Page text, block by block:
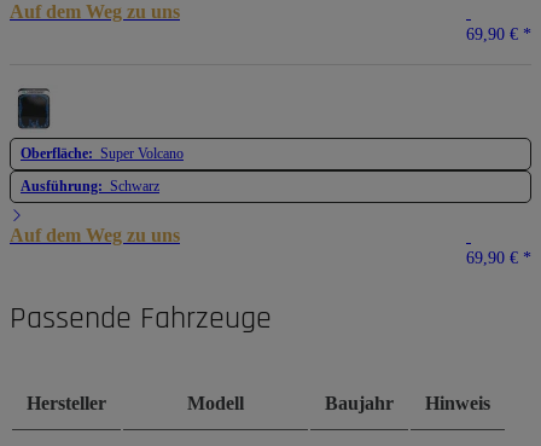
Auf dem Weg zu uns
69,90 € *
Oberfläche: Super Volcano
Ausführung: Schwarz
Auf dem Weg zu uns
69,90 € *
Passende Fahrzeuge
Hersteller Modell Baujahr Hinweis